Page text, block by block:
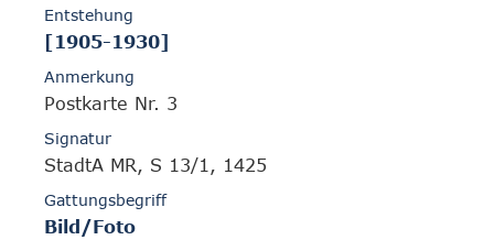
Entstehung
[1905-1930]
Anmerkung
Postkarte Nr. 3
Signatur
StadtA MR, S 13/1, 1425
Gattungsbegriff
Bild/Foto